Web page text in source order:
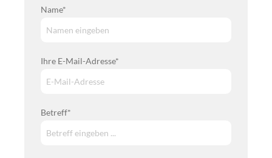
Name*
Ihre E-Mail-Adresse*
Betreff*